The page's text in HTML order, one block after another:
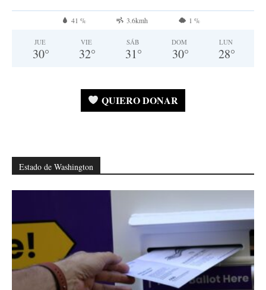
41 % 3.6kmh 1 %
JUE
30°
VIE
32°
SÁB
31°
DOM
30°
LUN
28°
QUIERO DONAR
Estado de Washington